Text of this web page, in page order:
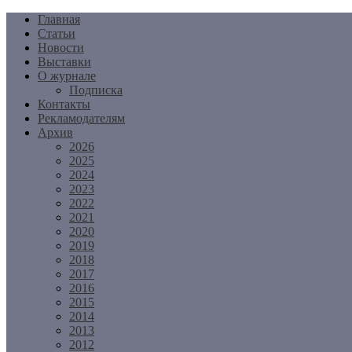
Перейти
содержимому
Главная
Статьи
Новости
Выставки
О журнале
Подписка
Контакты
Рекламодателям
Архив
2026
2025
2024
2023
2022
2021
2020
2019
2018
2017
2016
2015
2014
2013
2012